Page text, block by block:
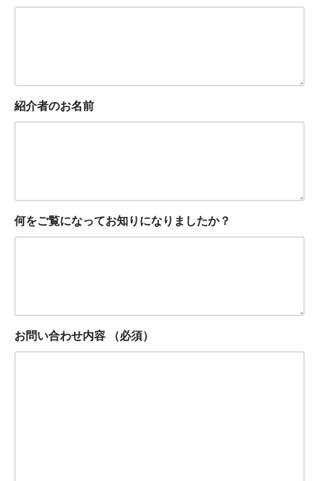
紹介者のお名前
何をご覧になってお知りになりましたか？
お問い合わせ内容 （必須）